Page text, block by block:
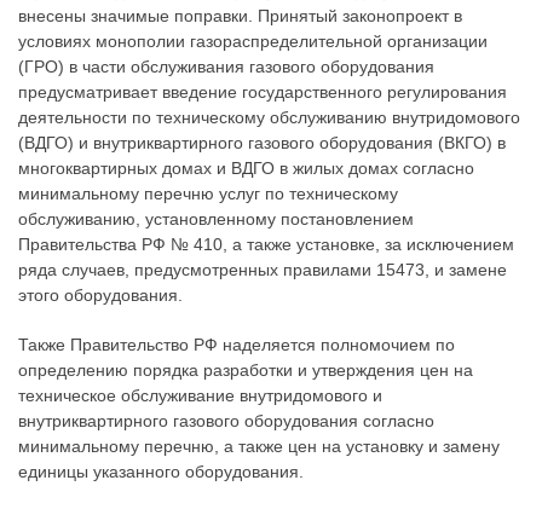
внесены значимые поправки. Принятый законопроект в
условиях монополии газораспределительной организации
(ГРО) в части обслуживания газового оборудования
предусматривает введение государственного регулирования
деятельности по техническому обслуживанию внутридомового
(ВДГО) и внутриквартирного газового оборудования (ВКГО) в
многоквартирных домах и ВДГО в жилых домах согласно
минимальному перечню услуг по техническому
обслуживанию, установленному постановлением
Правительства РФ № 410, а также установке, за исключением
ряда случаев, предусмотренных правилами 15473, и замене
этого оборудования.
Также Правительство РФ наделяется полномочием по
определению порядка разработки и утверждения цен на
техническое обслуживание внутридомового и
внутриквартирного газового оборудования согласно
минимальному перечню, а также цен на установку и замену
единицы указанного оборудования.